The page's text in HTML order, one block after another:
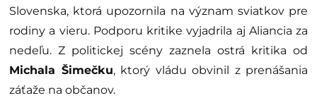
Slovenska, ktorá upozornila na význam sviatkov pre
rodiny a vieru. Podporu kritike vyjadrila aj Aliancia za
nedeľu. Z politickej scény zaznela ostrá kritika od
Michala Šimečku, ktorý vládu obvinil z prenášania
záťaže na občanov.